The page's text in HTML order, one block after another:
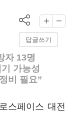
답글쓰기
자 13명
가능성
비 필요”
스페이스 대전